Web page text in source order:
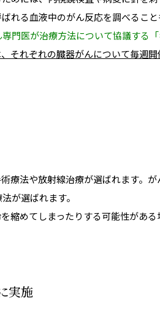
れる血液中のがん反応を調べること
門医が治療方法について協議する「
、それぞれの臓器がんについて毎週
療法や放射線治療が選ばれます。
が選ばれます。
縮めてしまったりする可能性があ
実施